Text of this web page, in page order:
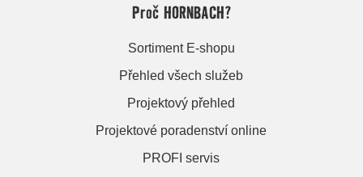
Proč HORNBACH?
Sortiment E-shopu
Přehled všech služeb
Projektový přehled
Projektové poradenství online
PROFI servis